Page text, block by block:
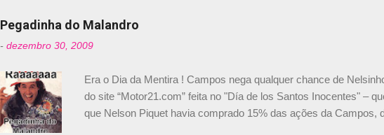
o
s
Pegadinha do Malandro
- dezembro 30, 2009
Era o Dia da Mentira ! Campos nega qualquer chance de
do site “Motor21.com” feita no "Día de los Santos Inocentes" –
que Nelson Piquet havia comprado 15% das ações da Campos,